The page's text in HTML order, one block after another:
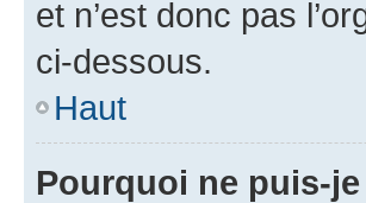
et n’est donc pas
ci-dessous.
Haut
Pourquoi ne puis-